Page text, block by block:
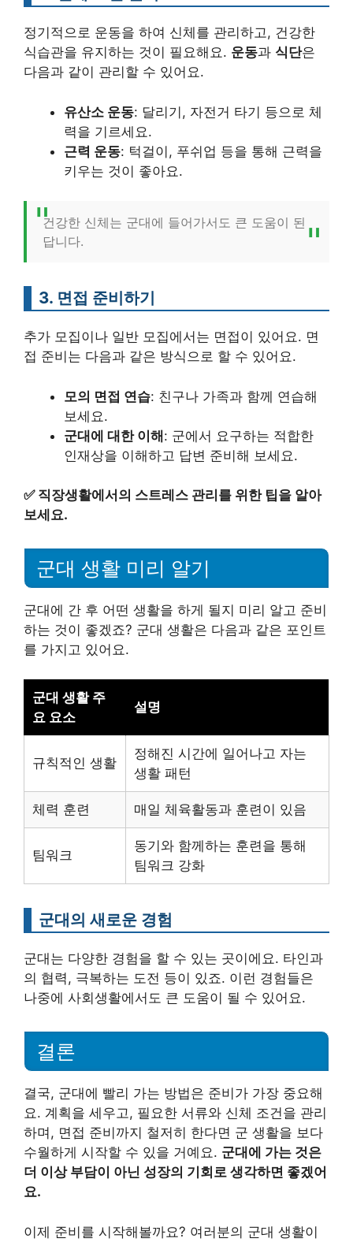
정기적으로 운동을 하여 신체를 관리하고, 건강한
식습관을 유지하는 것이 필요해요. 운동과 식단은
다음과 같이 관리할 수 있어요.
유산소 운동: 달리기, 자전거 타기 등으로 체
력을 기르세요.
근력 운동: 턱걸이, 푸쉬업 등을 통해 근력을
키우는 것이 좋아요.
건강한 신체는 군대에 들어가서도 큰 도움이 된
답니다.
3. 면접 준비하기
추가 모집이나 일반 모집에서는 면접이 있어요. 면
접 준비는 다음과 같은 방식으로 할 수 있어요.
모의 면접 연습: 친구나 가족과 함께 연습해
보세요.
군대에 대한 이해: 군에서 요구하는 적합한
인재상을 이해하고 답변 준비해 보세요.
✅ 직장생활에서의 스트레스 관리를 위한 팁을 알아
보세요.
군대 생활 미리 알기
군대에 간 후 어떤 생활을 하게 될지 미리 알고 준비
하는 것이 좋겠죠? 군대 생활은 다음과 같은 포인트
를 가지고 있어요.
군대 생활 주
요 요소
설명
규칙적인 생활
정해진 시간에 일어나고 자는
생활 패턴
체력 훈련 매일 체육활동과 훈련이 있음
팀워크
동기와 함께하는 훈련을 통해
팀워크 강화
군대의 새로운 경험
군대는 다양한 경험을 할 수 있는 곳이에요. 타인과
의 협력, 극복하는 도전 등이 있죠. 이런 경험들은
나중에 사회생활에서도 큰 도움이 될 수 있어요.
결론
결국, 군대에 빨리 가는 방법은 준비가 가장 중요해
요. 계획을 세우고, 필요한 서류와 신체 조건을 관리
하며, 면접 준비까지 철저히 한다면 군 생활을 보다
수월하게 시작할 수 있을 거예요. 군대에 가는 것은
더 이상 부담이 아닌 성장의 기회로 생각하면 좋겠어
요.
이제 준비를 시작해볼까요? 여러분의 군대 생활이